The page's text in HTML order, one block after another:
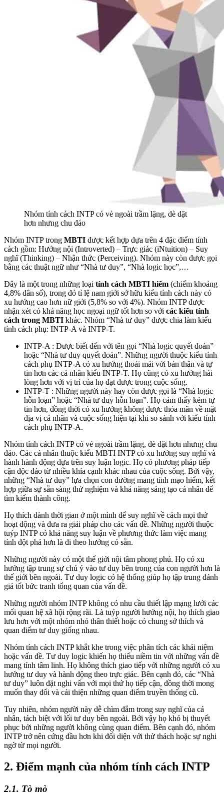
Nhóm tính cách INTP có vẻ ngoài trầm lặng, dè dặt
hơn nhưng chu đáo
Nhóm INTP trong MBTI được kết hợp dựa trên 4 đặc điểm tính
cách gồm: Hướng nội (Introverted) – Trực giác (iNtuition) – Suy
nghĩ (Thinking) – Nhận thức (Perceiving). Nhóm này còn được gọi
bằng các thuật ngữ như “Nhà tư duy”, “Nhà logic học”,…
Đây là một trong những loại tính cách MBTI hiếm (chiếm khoảng
4,8% dân số), trong đó tỉ lệ nam giới sở hữu kiểu tính cách này có
xu hướng cao hơn nữ giới (5,8% so với 4%). Nhóm INTP được
nhận xét có khả năng học ngoại ngữ tốt hơn so với các kiểu tính
cách trong MBTI khác. Nhóm “Nhà tư duy” được chia làm kiểu
tính cách phụ: INTP-A và INTP-T.
INTP-A : Được biết đến với tên gọi “Nhà logic quyết đoán”
hoặc “Nhà tư duy quyết đoán”. Những người thuộc kiểu tính
cách phụ INTP-A có xu hướng thoải mái với bản thân và tự
tin hơn các cá nhân kiểu INTP-T. Họ cũng có xu hướng hài
lòng hơn với vị trí của họ đạt được trong cuộc sống.
INTP-T : Những người này hay còn được gọi là “Nhà logic
hỗn loạn” hoặc “Nhà tư duy hỗn loạn”. Họ cảm thấy kém tự
tin hơn, đồng thời có xu hướng không được thỏa mãn về mặt
địa vị cá nhân và cuộc sống hiện tại khi so sánh với kiểu tính
cách phụ INTP-A.
Nhóm tính cách INTP có vẻ ngoài trầm lặng, dè dặt hơn nhưng chu
đáo. Các cá nhân thuộc kiểu MBTI INTP có xu hướng suy nghĩ và
hành hành động dựa trên suy luận logic. Họ có phương pháp tiếp
cận độc đáo từ nhiều khía cạnh khác nhau của cuộc sống. Bởi vậy,
những “Nhà tư duy” lựa chọn con đường mang tính mạo hiểm, kết
hợp giữa sự sẵn sàng thử nghiệm và khả năng sáng tạo cá nhân để
tìm kiếm thành công.
Họ thích dành thời gian ở một mình để suy nghĩ về cách mọi thứ
hoạt động và đưa ra giải pháp cho các vấn đề. Những người thuộc
tuýp INTP có khả năng suy luận về phương thức làm việc mang
tính đột phá hơn là đi theo hướng có sẵn.
Những người này có một thế giới nội tâm phong phú. Họ có xu
hướng tập trung sự chú ý vào tư duy bên trong của con người hơn là
thế giới bên ngoài. Tư duy logic có hệ thống giúp họ tập trung đánh
giá tốt bức tranh tổng quan của vấn đề.
Những người nhóm INTP không có nhu cầu thiết lập mạng lưới các
mối quan hệ xã hội rộng rãi. Là tuýp người hướng nội, họ thích giao
lưu hơn với một nhóm nhỏ thân thiết hoặc có chung sở thích và
quan điểm tư duy giống nhau.
Nhóm tính cách INTP khắt khe trong việc phân tích các khái niệm
hoặc vấn đề. Tư duy logic khiến họ thiếu niềm tin với những vấn đề
mang tính tâm linh. Họ không thích giao tiếp với những người có xu
hướng tư duy và hành động theo trực giác. Bên cạnh đó, các “Nhà
tư duy” luôn đặt nghi vấn với mọi thứ họ tiếp cận, đồng thời mong
muốn thay đổi và cải thiện những quan điểm truyền thống cũ.
Tuy nhiên, nhóm người này dễ chìm đắm trong suy nghĩ của cá
nhân, tách biệt với lối tư duy bên ngoài. Bởi vậy họ khó bị thuyết
phục bởi những người không cùng quan điểm. Bên cạnh đó, nhóm
INTP trở nên cứng đầu hơn khi đối diện với thử thách hoặc sự nghi
ngờ từ mọi người.
2. Điểm mạnh của nhóm tính cách INTP
2.1. Tò mò